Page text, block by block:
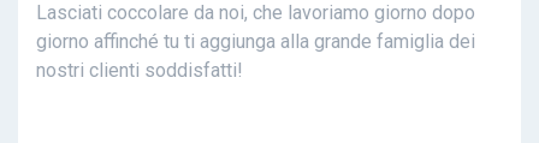
Lasciati coccolare da noi, che lavoriamo giorno dopo
giorno affinché tu ti aggiunga alla grande famiglia dei
nostri clienti soddisfatti!